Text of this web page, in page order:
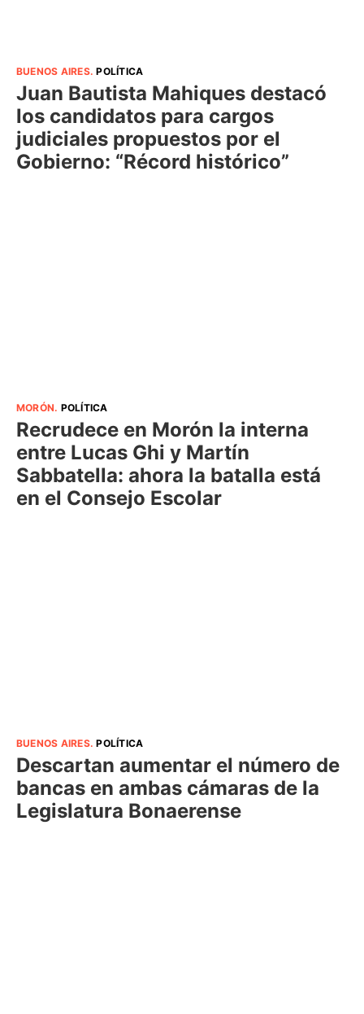
BUENOS AIRES.POLÍTICA
Juan Bautista Mahiques destacó
los candidatos para cargos
judiciales propuestos por el
Gobierno: “Récord histórico”
MORÓN. POLÍTICA
Recrudece en Morón la interna
entre Lucas Ghi y Martín
Sabbatella: ahora la batalla está
en el Consejo Escolar
BUENOS AIRES.POLÍTICA
Descartan aumentar el número de
bancas en ambas cámaras de la
Legislatura Bonaerense